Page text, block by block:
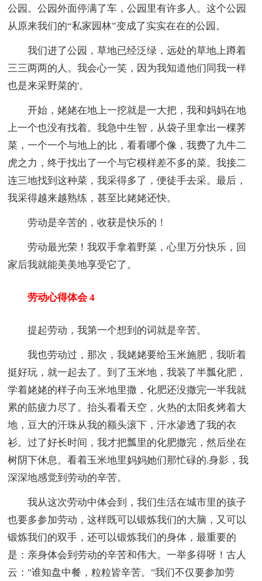
公园。公园外面停满了车，公园里有许多人。这个公园
从原来我们的“私家园林”变成了实实在在的公园。
我们进了公园，草地已经泛绿，远处的草地上蹲着
三三两两的人。我会心一笑，因为我知道他们同我一样
也是来采野菜的'。
开始，姥姥在地上一挖就是一大把，我和妈妈在地
上一个也没有找着。我急中生智，从袋子里拿出一棵荠
菜，一个一个与地上的比，看看哪个像，我费了九牛二
虎之力，终于找出了一个与它模样差不多的菜。我接二
连三地找到这种菜，我采得多了，便徒手去采。最后，
我采得越来越熟练，甚至比姥姥还快。
劳动是辛苦的，收获是快乐的！
劳动最光荣！我双手拿着野菜，心里万分快乐，回
家后我就能美美地享受它了。
劳动心得体会 4
提起劳动，我第一个想到的词就是辛苦。
我也劳动过，那次，我姥姥要给玉米施肥，我听着
挺好玩，就一起去了。到了玉米地，我装了半瓢化肥，
学着姥姥的样子向玉米地里撒，化肥还没撒完一半我就
累的筋疲力尽了。抬头看看天空，火热的太阳炙烤着大
地，豆大的汗珠从我的额头滚下，汗水渗透了我的衣
衫。过了好长时间，我才把瓢里的化肥撒完，然后坐在
树阴下休息。看着玉米地里妈妈她们那忙碌的.身影，我
深深地感觉到劳动的辛苦。
我从这次劳动中体会到，我们生活在城市里的孩子
也要多参加劳动，这样既可以锻炼我们的大脑，又可以
锻炼我们的双手，还可以锻炼我们的身体，最重要的
是：亲身体会到劳动的辛苦和伟大。一举多得呀！古人
云："谁知盘中餐，粒粒皆辛苦。"我们不仅要参加劳